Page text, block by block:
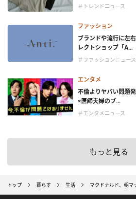
＃トレンドニュース
ファッション
ブランドや流行に左
レクトショップ「A...
＃ファッションニュース
エンタメ
不倫よりヤバい問題
×医師夫婦のブ...
＃エンタメニュース
もっと見る
トップ 暮らす 生活 マクドナルド、朝マ